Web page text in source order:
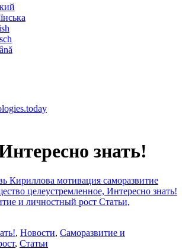
знать!
, Новости, Саморазвитие и
, Статьи